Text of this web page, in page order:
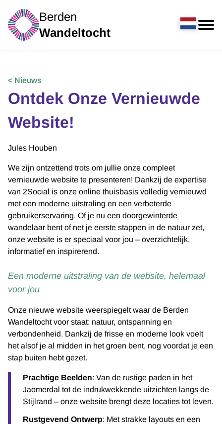
Berden
Wandeltocht
< Nieuws
Ontdek Onze Vernieuwde
Website!
Jules Houben
We zijn ontzettend trots om jullie onze compleet
vernieuwde website te presenteren! Dankzij de expertise
van 2Social is onze online thuisbasis volledig vernieuwd
met een moderne uitstraling en een verbeterde
gebruikerservaring. Of je nu een doorgewinterde
wandelaar bent of net je eerste stappen in de natuur zet,
onze website is er speciaal voor jou – overzichtelijk,
informatief en inspirerend.
Een moderne uitstraling van de website, helemaal
voor jou
Onze nieuwe website weerspiegelt waar de Berden
Wandeltocht voor staat: natuur, ontspanning en
verbondenheid. Dankzij de frisse en moderne look voelt
het alsof je al midden in het groen bent, nog voordat je een
stap buiten hebt gezet.
Prachtige Beelden: Van de rustige paden in het
Jaomerdal tot de indrukwekkende uitzichten langs de
Stijlrand – onze website brengt deze locaties tot leven.
Rustgevend Ontwerp: Met strakke layouts en een